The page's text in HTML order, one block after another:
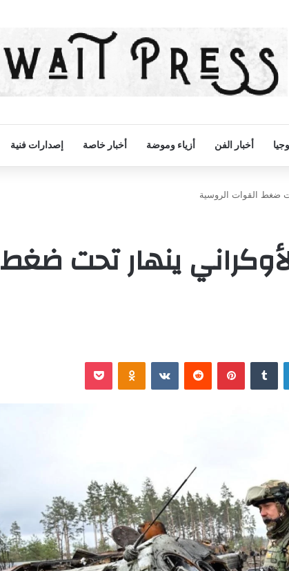
أخبار الفن أزياء وموضة أخبار خاصة إصدارات فنية
ضغط القوات الروسية
ينهار تحت ضغط
لينكدإن ‏Tumblr بينتيريست ‏Reddit
‏VKontakte
Odnoklassniki
‫Pocket